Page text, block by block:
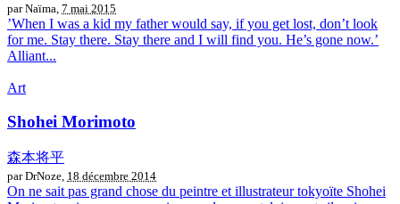
par Naïma, 7 mai 2015
’When I was a kid my father would say, if you get lost, don’t look
for me. Stay there. Stay there and I will find you. He’s gone now.’
Alliant...
Art
Shohei Morimoto
森本将平
par DrNoze, 18 décembre 2014
On ne sait pas grand chose du peintre et illustrateur tokyoïte Shohei